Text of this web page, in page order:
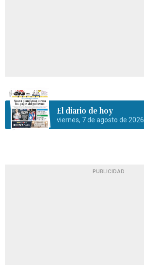
El diario de hoy
viernes, 7 de agosto de 2026
PUBLICIDAD